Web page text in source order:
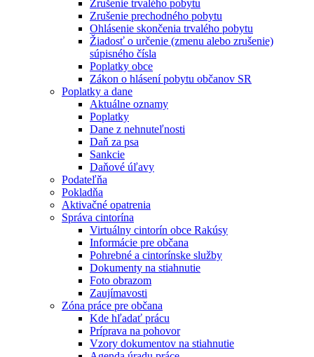
Zrušenie trvalého pobytu
Zrušenie prechodného pobytu
Ohlásenie skončenia trvalého pobytu
Žiadosť o určenie (zmenu alebo zrušenie)
súpisného čísla
Poplatky obce
Zákon o hlásení pobytu občanov SR
Poplatky a dane
Aktuálne oznamy
Poplatky
Dane z nehnuteľnosti
Daň za psa
Sankcie
Daňové úľavy
Podateľňa
Pokladňa
Aktivačné opatrenia
Správa cintorína
Virtuálny cintorín obce Rakúsy
Informácie pre občana
Pohrebné a cintorínske služby
Dokumenty na stiahnutie
Foto obrazom
Zaujímavosti
Zóna práce pre občana
Kde hľadať prácu
Príprava na pohovor
Vzory dokumentov na stiahnutie